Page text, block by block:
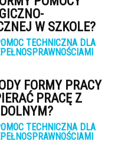
W SZKOLE?
TECHNICZNA DLA
FORMY PRACY
PRACĘ Z
TECHNICZNA DLA